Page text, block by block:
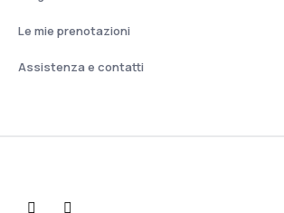
Le mie prenotazioni
Assistenza e contatti